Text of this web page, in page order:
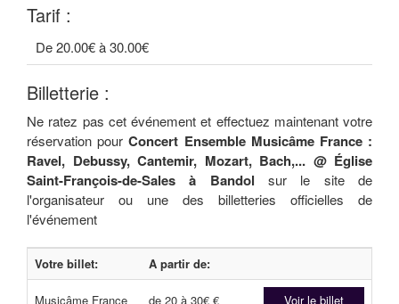
Tarif :
De 20.00€ à 30.00€
Billetterie :
Ne ratez pas cet événement et effectuez maintenant votre
réservation pour Concert Ensemble Musicâme France :
Ravel, Debussy, Cantemir, Mozart, Bach,... @ Église
Saint-François-de-Sales à Bandol sur le site de
l'organisateur ou une des billetteries officielles de
l'événement
Votre billet: A partir de:
Musicâme France de 20 à 30€ € Voir le billet